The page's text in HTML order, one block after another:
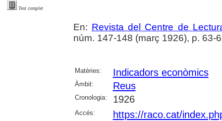
Text complet
En: Revista del Centre de
núm. 147-148 (març 1926), p. 63-
Matèries: Indicadors econòmics
Àmbit: Reus
Cronologia: 1926
Accés: https://raco.cat/